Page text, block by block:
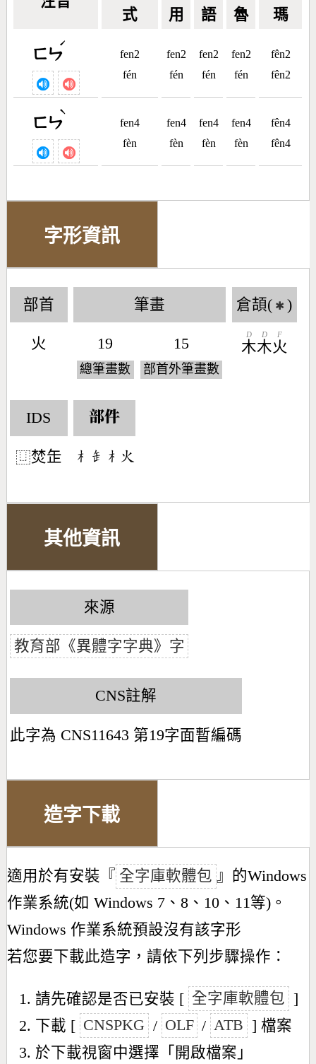
式 用 語 魯 瑪
ㄈㄣ
ˊ
fen2
fén
fen2
fén
fen2
fén
fen2
fén
fên2
fên2
ㄈㄣ
ˋ
fen4
fèn
fen4
fèn
fen4
fèn
fen4
fèn
fên4
fên4
字形資訊
部首
火
筆畫
19
總筆畫數
15
部首外筆畫數
倉頡( ✱ )
木
D
木
D
火
F
IDS
⿶焚𦈢
部件
󶂸󶆄󶂸󶃸
其他資訊
來源
教育部《異體字字典》字
CNS註解
此字為 CNS11643 第19字面暫編碼
造字下載
適用於有安裝『 全字庫軟體包 』的Windows
作業系統(如 Windows 7、8、10、11等)。
Windows 作業系統預設沒有該字形
若您要下載此造字，請依下列步驟操作：
請先確認是否已安裝 [ 全字庫軟體包 ]
下載 [ CNSPKG / OLF / ATB ] 檔案
於下載視窗中選擇「開啟檔案」